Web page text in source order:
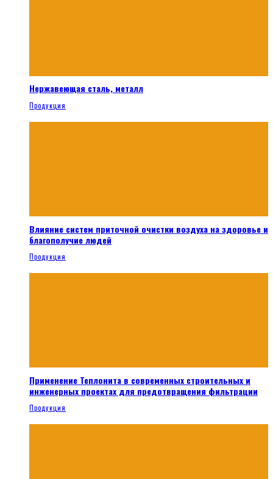
Нержавеющая сталь, металл
Продукция
Влияние систем приточной очистки воздуха на здоровье и
благополучие людей
Продукция
Применение Теплонита в современных строительных и
инженерных проектах для предотвращения фильтрации
Продукция